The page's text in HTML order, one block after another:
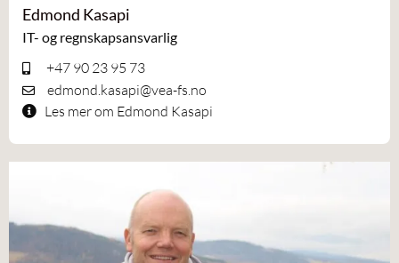
Edmond Kasapi
IT- og regnskapsansvarlig
+47 90 23 95 73
edmond.kasapi@vea-fs.no
Les mer om Edmond Kasapi